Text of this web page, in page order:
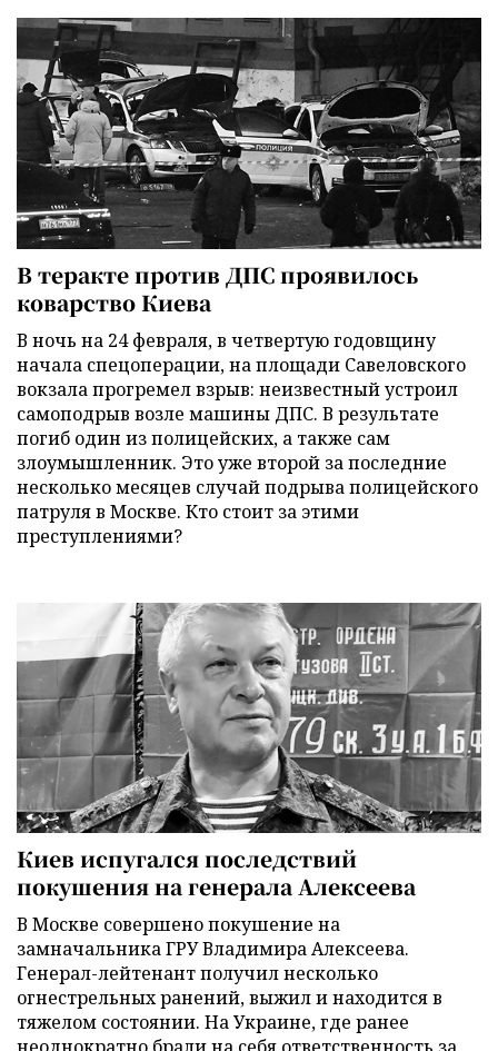
В теракте против ДПС проявилось
коварство Киева
В ночь на 24 февраля, в четвертую годовщину
начала спецоперации, на площади Савеловского
вокзала прогремел взрыв: неизвестный устроил
самоподрыв возле машины ДПС. В результате
погиб один из полицейских, а также сам
злоумышленник. Это уже второй за последние
несколько месяцев случай подрыва полицейского
патруля в Москве. Кто стоит за этими
преступлениями?
Киев испугался последствий
покушения на генерала Алексеева
В Москве совершено покушение на
замначальника ГРУ Владимира Алексеева.
Генерал-лейтенант получил несколько
огнестрельных ранений, выжил и находится в
тяжелом состоянии. На Украине, где ранее